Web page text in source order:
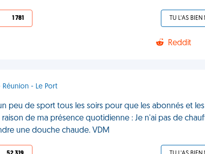
1 781 TU L'AS BIEN
Reddit
Réunion - Le Port
peu de sport tous les soirs pour que les abonnés et
de ma présence quotidienne : Je n'ai pas de
une douche chaude. VDM